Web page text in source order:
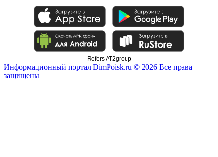
Refers AT2group
Информационный портал DimPoisk.ru © 2026 Все права
защищены